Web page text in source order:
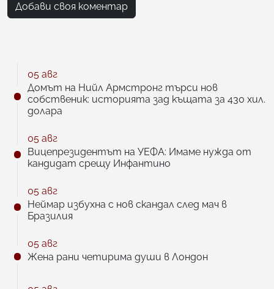
Добави своя коментар
05 авг
Домът на Нийл Армстронг търси нов
собственик: историята зад къщата за 430 хил.
долара
05 авг
Вицепрезидентът на УЕФА: Имаме нужда от
кандидат срещу Инфантино
05 авг
Неймар избухна с нов скандал след мач в
Бразилия
05 авг
Жена рани четирима души в Лондон